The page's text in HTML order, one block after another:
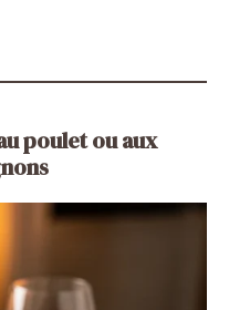
poulet ou aux